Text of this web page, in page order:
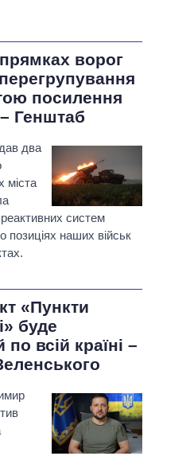
ворог
посилення
– Генштаб
два
міста
систем
позиціях наших військ
«Пункти
буде
по всій країні –